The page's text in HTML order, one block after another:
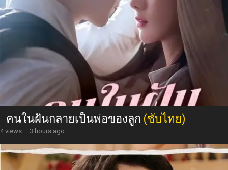
คนในฝันกลายเป็นพ่อของลูก (ซับไทย)
4 views · 3 hours ago